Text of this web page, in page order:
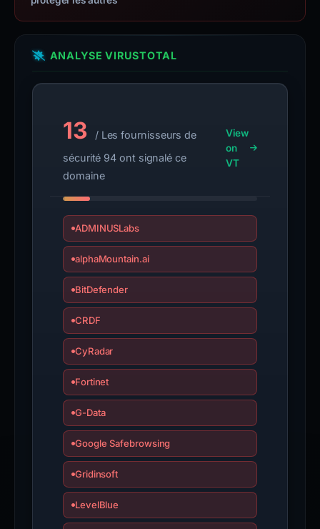
ANALYSE VIRUSTOTAL
13
/ Les fournisseurs de
sécurité 94 ont signalé ce
domaine
View
on
VT
ADMINUSLabs
alphaMountain.ai
BitDefender
CRDF
CyRadar
Fortinet
G-Data
Google Safebrowsing
Gridinsoft
LevelBlue